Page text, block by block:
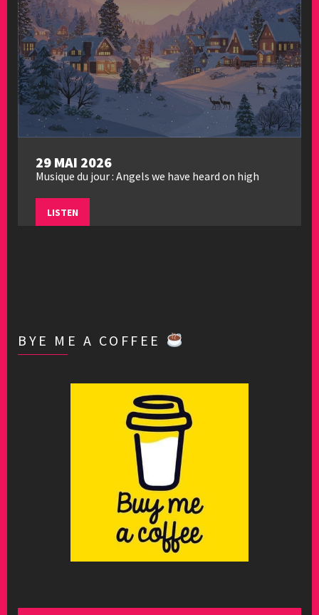
29 MAI 2026
Musique du jour : Angels we have heard on high
LISTEN
BYE ME A COFFEE